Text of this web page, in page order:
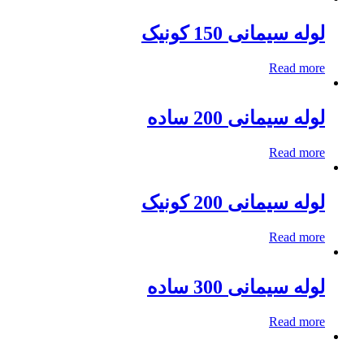
لوله سیمانی 150 کونیک
Read more
لوله سیمانی 200 ساده
Read more
لوله سیمانی 200 کونیک
Read more
لوله سیمانی 300 ساده
Read more